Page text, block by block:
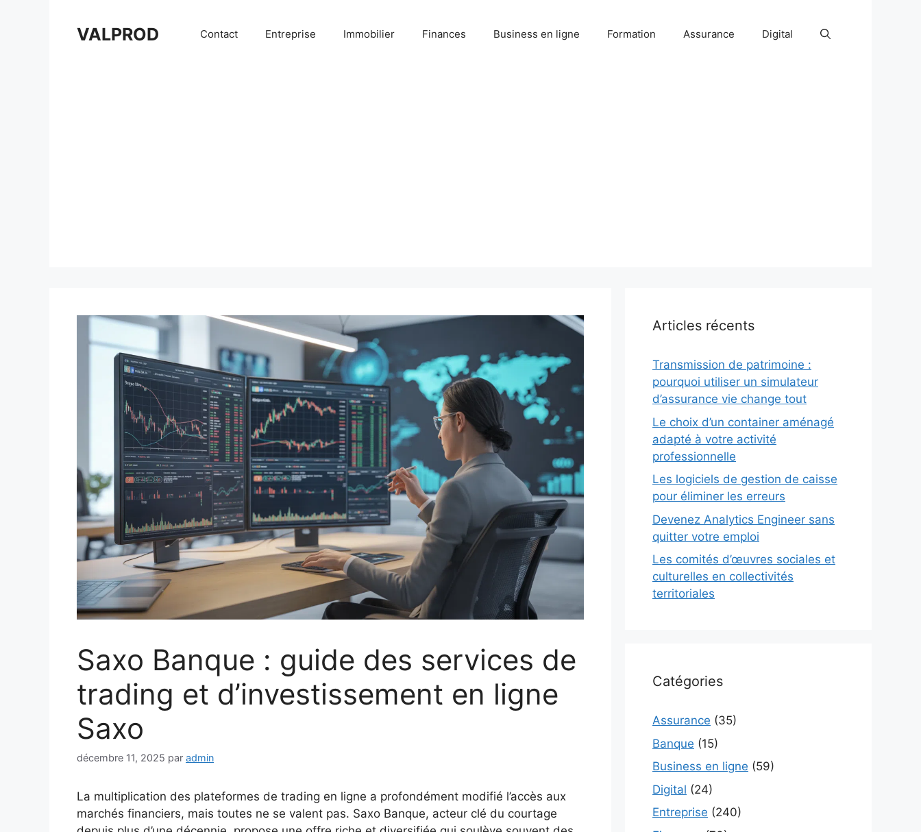
VALPROD Contact Entreprise Immobilier Finances Business en ligne Formation Assurance Digital
Saxo Banque : guide des services de
trading et d’investissement en ligne
Saxo
décembre 11, 2025 par admin
La multiplication des plateformes de trading en ligne a profondément modifié l’accès aux
marchés financiers, mais toutes ne se valent pas. Saxo Banque, acteur clé du courtage
Articles récents
Transmission de patrimoine :
pourquoi utiliser un simulateur
d’assurance vie change tout
Le choix d’un container aménagé
adapté à votre activité
professionnelle
Les logiciels de gestion de caisse
pour éliminer les erreurs
Devenez Analytics Engineer sans
quitter votre emploi
Les comités d’œuvres sociales et
culturelles en collectivités
territoriales
Catégories
Assurance (35)
Banque (15)
Business en ligne (59)
Digital (24)
Entreprise (240)